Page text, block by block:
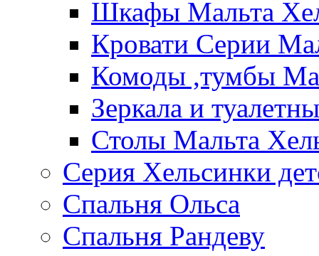
Шкафы Мальта
Кровати Серии
Комоды ,тумбы
Зеркала и
Столы Мальта
Серия Хельсинки
Спальня Ольса
Спальня Рандеву